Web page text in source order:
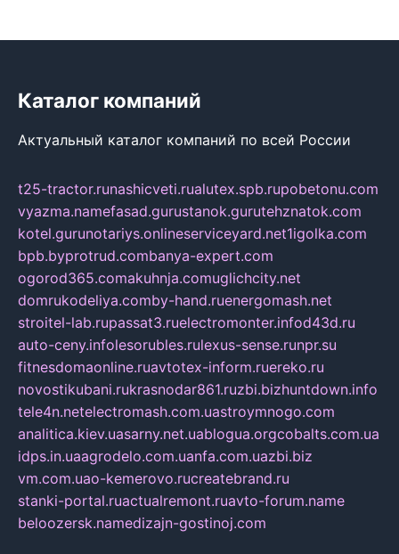
Каталог компаний
Актуальный каталог компаний по всей России
t25-tractor.runashicveti.rualutex.spb.rupobetonu.com
vyazma.namefasad.gurustanok.gurutehznatok.com
kotel.gurunotariys.onlineserviceyard.net1igolka.com
bpb.byprotrud.combanya-expert.com
ogorod365.comakuhnja.comuglichcity.net
domrukodeliya.comby-hand.ruenergomash.net
stroitel-lab.rupassat3.ruelectromonter.infod43d.ru
auto-ceny.infolesorubles.rulexus-sense.runpr.su
fitnesdomaonline.ruavtotex-inform.ruereko.ru
novostikubani.rukrasnodar861.ruzbi.bizhuntdown.info
tele4n.netelectromash.com.uastroymnogo.com
analitica.kiev.uasarny.net.uablogua.orgcobalts.com.ua
idps.in.uaagrodelo.com.uanfa.com.uazbi.biz
vm.com.uao-kemerovo.rucreatebrand.ru
stanki-portal.ruactualremont.ruavto-forum.name
beloozersk.namedizajn-gostinoj.com